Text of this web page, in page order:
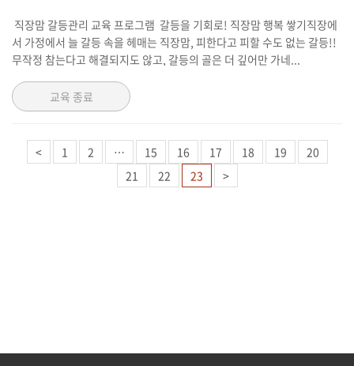
직장맘 갈등관리 교육 프로그램 갈등을 기회로! 직장맘 행복 쌓기직장에
서 가정에서 늘 갈등 속을 헤매는 직장맘, 피한다고 피할 수도 없는 갈등!!
무작정 참는다고 해결되지도 않고, 갈등의 골은 더 깊어만 가네...
교육 종료
< 1 2 … 15 16 17 18 19
20
21
22 23 >